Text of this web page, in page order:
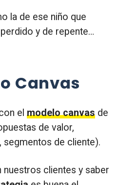
la de ese niño que
y de repente…
Canvas
el modelo canvas de
de valor,
segmentos de cliente).
clientes y saber